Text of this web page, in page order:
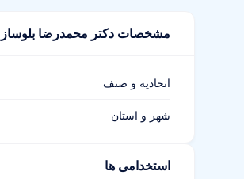
مشخصات دکتر محمدرضا بلوساز
اتحادیه و صنف
شهر و استان
استخدامی ها